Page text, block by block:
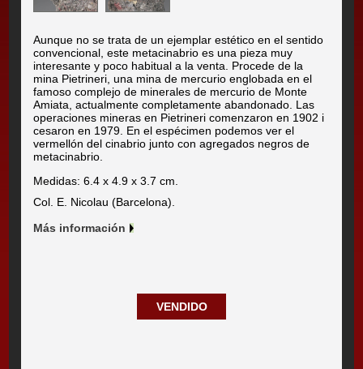
Aunque no se trata de un ejemplar estético en el sentido
convencional, este metacinabrio es una pieza muy
interesante y poco habitual a la venta. Procede de la
mina Pietrineri, una mina de mercurio englobada en el
famoso complejo de minerales de mercurio de Monte
Amiata, actualmente completamente abandonado. Las
operaciones mineras en Pietrineri comenzaron en 1902 i
cesaron en 1979. En el espécimen podemos ver el
vermellón del cinabrio junto con agregados negros de
metacinabrio.
Medidas: 6.4 x 4.9 x 3.7 cm.
Col. E. Nicolau (Barcelona).
Más información
VENDIDO